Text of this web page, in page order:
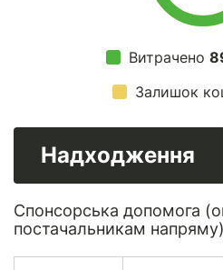
Витрачено
Залишок
Надходження
Спонсорська допомога
постачальникам напряму)